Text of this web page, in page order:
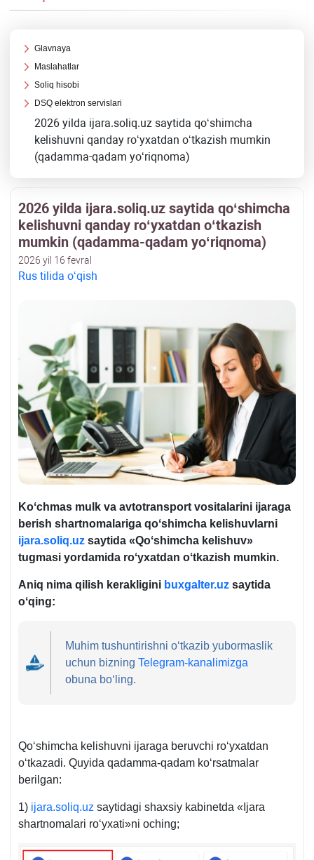
Glavnaya
Maslahatlar
Soliq hisobi
DSQ elektron servislari
2026 yilda ijara.soliq.uz saytida qoʻshimcha
kelishuvni qanday roʻyхatdan oʻtkazish mumkin
(qadamma-qadam yoʻriqnoma)
2026 yilda ijara.soliq.uz saytida qoʻshimcha
kelishuvni qanday roʻyхatdan oʻtkazish
mumkin (qadamma-qadam yoʻriqnoma)
2026 yil 16 fevral
Rus tilida oʻqish
Koʻchmas mulk va avtotransport vositalarini ijaraga
berish shartnomalariga qoʻshimcha kelishuvlarni
ijara.soliq.uz saytida «Qoʻshimcha kelishuv»
tugmasi yordamida roʻyхatdan oʻtkazish mumkin.
Aniq nima qilish kerakligini buxgalter.uz saytida
oʻqing:
Muhim tushuntirishni oʻtkazib yubormaslik
uchun bizningTelegram-kanalimizga
obuna boʻling.
Qoʻshimcha kelishuvni ijaraga beruvchi roʻyхatdan
oʻtkazadi. Quyida qadamma-qadam koʻrsatmalar
berilgan:
1) ijara.soliq.uz saytidagi shaхsiy kabinetda «Ijara
shartnomalari roʻyхati»ni oching;